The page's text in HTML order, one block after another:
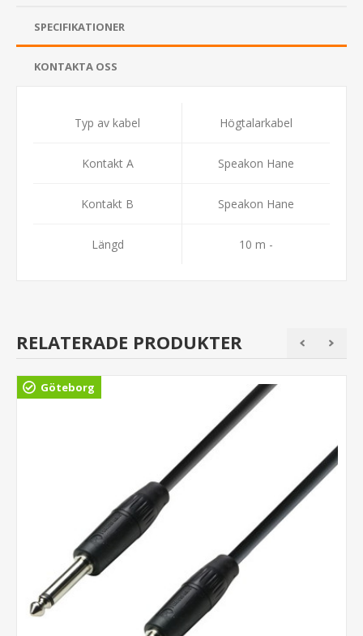
SPECIFIKATIONER
KONTAKTA OSS
Typ av kabel Högtalarkabel
Kontakt A Speakon Hane
Kontakt B Speakon Hane
Längd 10 m -
RELATERADE PRODUKTER
Göteborg